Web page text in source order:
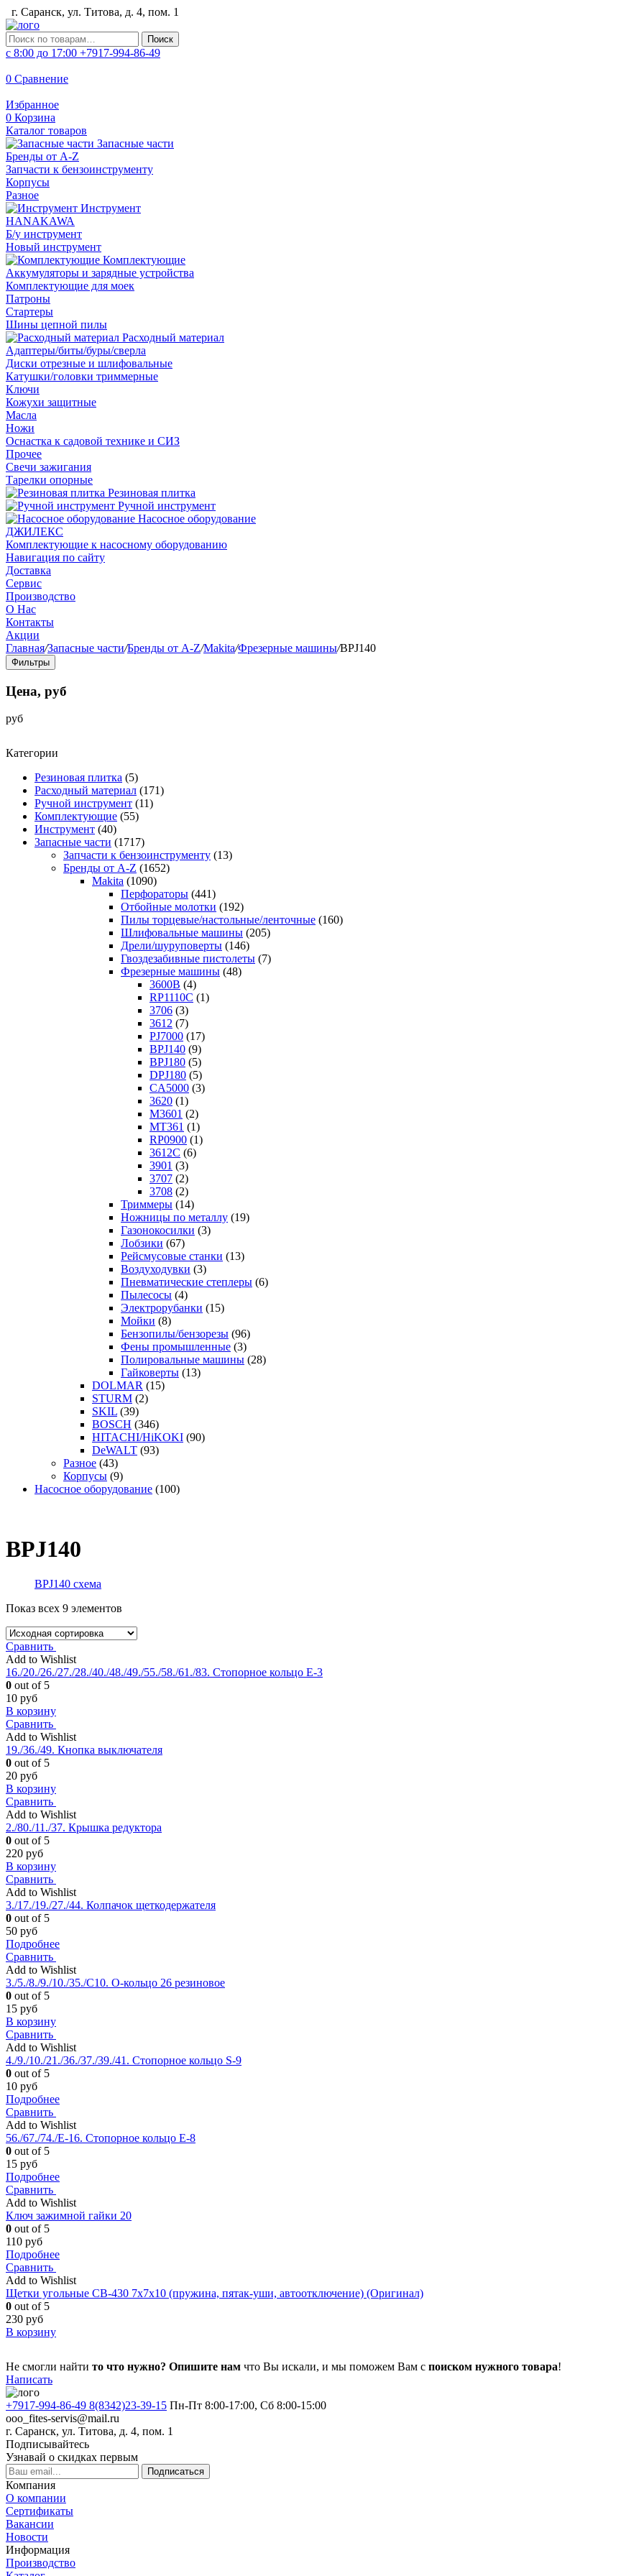
г. Саранск, ул. Титова, д. 4, пом. 1
Искать: Поиск
с 8:00 до 17:00 +7917-994-86-49
0 Сравнение
Избранное
0 Корзина
Каталог товаров
Запасные части
Бренды от A-Z
Запчасти к бензоинструменту
Корпусы
Разное
Инструмент
HANAKAWA
Б/у инструмент
Новый инструмент
Комплектующие
Аккумуляторы и зарядные устройства
Комплектующие для моек
Патроны
Стартеры
Шины цепной пилы
Расходный материал
Адаптеры/биты/буры/сверла
Диски отрезные и шлифовальные
Катушки/головки триммерные
Ключи
Кожухи защитные
Масла
Ножи
Оснастка к садовой технике и СИЗ
Прочее
Свечи зажигания
Тарелки опорные
Резиновая плитка
Ручной инструмент
Насосное оборудование
ДЖИЛЕКС
Комплектующие к насосному оборудованию
Навигация по сайту
Доставка
Сервис
Производство
О Нас
Контакты
Акции
Главная/Запасные части/Бренды от A-Z/Makita/Фрезерные машины/BPJ140
Фильтры
Цена, руб
руб
Категории
Резиновая плитка (5)
Расходный материал (171)
Ручной инструмент (11)
Комплектующие (55)
Инструмент (40)
Запасные части (1717)
Запчасти к бензоинструменту (13)
Бренды от A-Z (1652)
Makita (1090)
Перфораторы (441)
Отбойные молотки (192)
Пилы торцевые/настольные/ленточные (160)
Шлифовальные машины (205)
Дрели/шуруповерты (146)
Гвоздезабивные пистолеты (7)
Фрезерные машины (48)
3600B (4)
RP1110C (1)
3706 (3)
3612 (7)
PJ7000 (17)
BPJ140 (9)
BPJ180 (5)
DPJ180 (5)
CA5000 (3)
3620 (1)
M3601 (2)
MT361 (1)
RP0900 (1)
3612C (6)
3901 (3)
3707 (2)
3708 (2)
Триммеры (14)
Ножницы по металлу (19)
Газонокосилки (3)
Лобзики (67)
Рейсмусовые станки (13)
Воздуходувки (3)
Пневматические степлеры (6)
Пылесосы (4)
Электрорубанки (15)
Мойки (8)
Бензопилы/бензорезы (96)
Фены промышленные (3)
Полировальные машины (28)
Гайковерты (13)
DOLMAR (15)
STURM (2)
SKIL (39)
BOSCH (346)
HITACHI/HiKOKI (90)
DeWALT (93)
Разное (43)
Корпусы (9)
Насосное оборудование (100)
BPJ140
BPJ140 схема
Показ всех 9 элементов
Сравнить
Add to Wishlist
16./20./26./27./28./40./48./49./55./58./61./83. Стопорное кольцо Е-3
0 out of 5
10 руб
В корзину
Сравнить
Add to Wishlist
19./36./49. Кнопка выключателя
0 out of 5
20 руб
В корзину
Сравнить
Add to Wishlist
2./80./11./37. Крышка редуктора
0 out of 5
220 руб
В корзину
Сравнить
Add to Wishlist
3./17./19./27./44. Колпачок щеткодержателя
0 out of 5
50 руб
Подробнее
Сравнить
Add to Wishlist
3./5./8./9./10./35./С10. О-кольцо 26 резиновое
0 out of 5
15 руб
В корзину
Сравнить
Add to Wishlist
4./9./10./21./36./37./39./41. Стопорное кольцо S-9
0 out of 5
10 руб
Подробнее
Сравнить
Add to Wishlist
56./67./74./Е-16. Стопорное кольцо Е-8
0 out of 5
15 руб
Подробнее
Сравнить
Add to Wishlist
Ключ зажимной гайки 20
0 out of 5
110 руб
Подробнее
Сравнить
Add to Wishlist
Щетки угольные CB-430 7x7x10 (пружина, пятак-уши, автоотключение) (Оригинал)
0 out of 5
230 руб
В корзину
Не смогли найти то что нужно? Опишите нам что Вы искали, и мы поможем Вам с поиском нужного товара!
Написать
+7917-994-86-49 8(8342)23-39-15 Пн-Пт 8:00-17:00, Сб 8:00-15:00
ooo_fites-servis@mail.ru
г. Саранск, ул. Титова, д. 4, пом. 1
Подписывайтесь
Узнавай о скидках первым
Подписаться
Компания
О компании
Сертификаты
Вакансии
Новости
Информация
Производство